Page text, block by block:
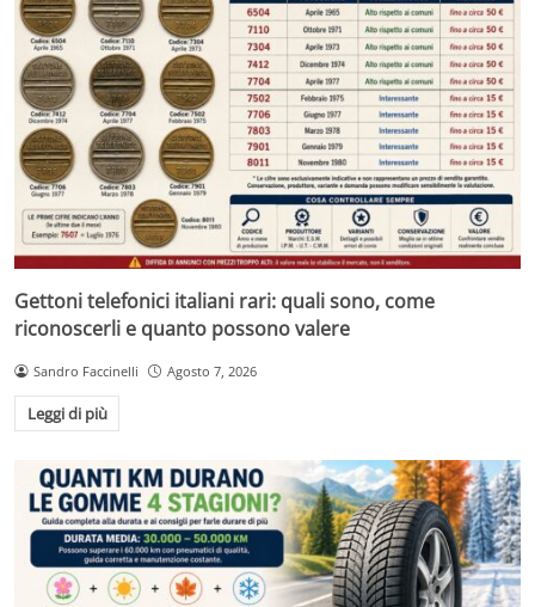
Gettoni telefonici italiani rari: quali sono, come
riconoscerli e quanto possono valere
Sandro Faccinelli Agosto 7, 2026
Leggi di più